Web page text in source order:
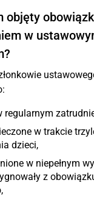
objęty
w
regularnym
w trakcie
dzieci,
w niepełnym
z